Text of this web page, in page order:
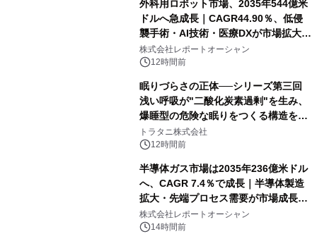
外科用ロボット市場、2035年544億米
ドルへ急成長｜CAGR44.90％、低侵
襲手術・AI技術・医療DXが市場拡大を
牽引
株式会社レポートオーシャン
12時間前
眠りづらさの正体──シリーズ第三回
浅い呼吸が"二酸化炭素過剰"を生み、
爆睡型の危険な眠りをつくる構造を解
説
トラタニ株式会社
12時間前
半導体ガス市場は2035年236億米ドル
へ、CAGR 7.4％で成長｜半導体製造
拡大・先端プロセス需要が市場成長を
加速
株式会社レポートオーシャン
14時間前